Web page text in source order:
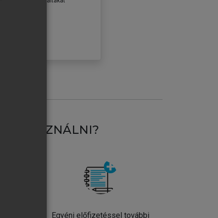
HASZNÁLNI?
Egyéni előfizetéssel további